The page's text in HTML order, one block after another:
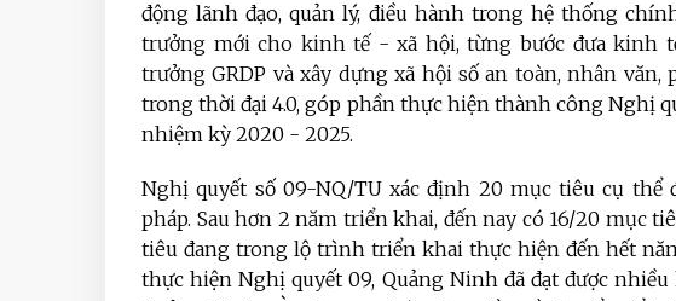
động lãnh đạo, quản lý, điều hành trong hệ thống
trưởng mới cho kinh tế - xã hội, từng bước đưa kinh
trưởng GRDP và xây dựng xã hội số an toàn, nhân
trong thời đại 4.0, góp phần thực hiện thành công Nghị
nhiệm kỳ 2020 - 2025.
Nghị quyết số 09-NQ/TU xác định 20 mục tiêu cụ thể
pháp. Sau hơn 2 năm triển khai, đến nay có 16/20 mục
tiêu đang trong lộ trình triển khai thực hiện đến hết
thực hiện Nghị quyết 09, Quảng Ninh đã đạt được